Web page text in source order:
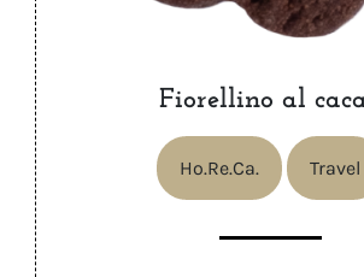
Fiorellino al
Ho.Re.Ca. Travel